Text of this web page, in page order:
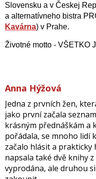
Slovensku a v Českej
a alternatívneho bistra
Kavárna) v Prahe.
Životné motto - VŠETKO
Anna Hýžová
Jedna z prvních žen,
jako první začala
krásným přednáškám a
pořádala, se mnoho lidí
začalo hlásit a prakticky
napsala také dvě knihy
vyprodána, ale druhou